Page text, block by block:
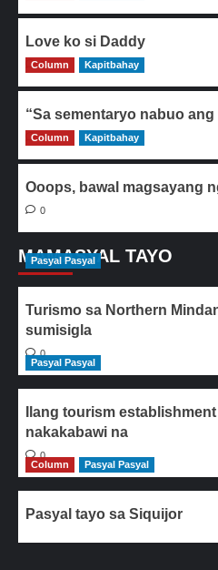
Love ko si Daddy
0
Column Kapitbahay
“Sa sementaryo nabuo
0
Column Kapitbahay
Ooops, bawal magsayang
0
MAMASYAL TAYO
Pasyal Pasyal
Turismo sa Northern
sumisigla
0
Pasyal Pasyal
Ilang tourism
nakakabawi na
0
Column
Pasyal Pasyal
Pasyal tayo sa Siquijor